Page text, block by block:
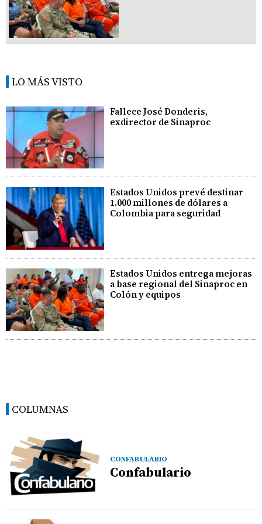
LO MÁS VISTO
Fallece José Donderis,
exdirector de Sinaproc
Estados Unidos prevé destinar
1.000 millones de dólares a
Colombia para seguridad
Estados Unidos entrega mejoras
a base regional del Sinaproc en
Colón y equipos
COLUMNAS
CONFABULARIO
Confabulario